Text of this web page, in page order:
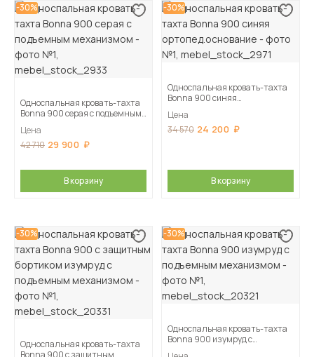
-30%
Односпальная кровать-тахта
Bonna 900 серая с подъемным
Цена
42 710 29 900
В корзину
-30%
Односпальная кровать-тахта
Bonna 900 синяя
Цена
34 570 24 200
В корзину
-30%
Односпальная кровать-тахта
Bonna 900 с защитным
-30%
Односпальная кровать-тахта
Bonna 900 изумруд с